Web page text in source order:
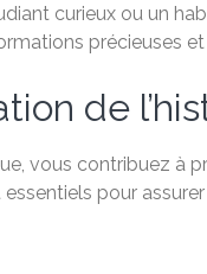
curieux ou un
précieuses
de
vous contribuez à
pour